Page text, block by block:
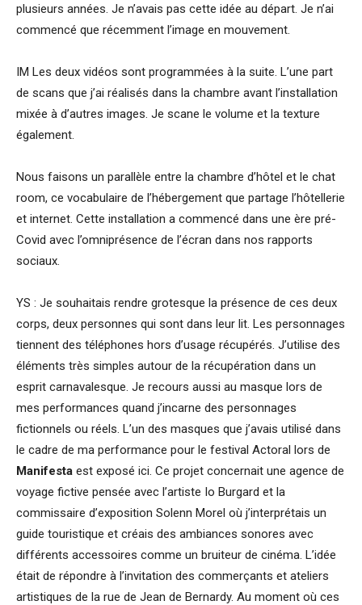
plusieurs années. Je n’avais pas cette idée au départ. Je n’ai
commencé que récemment l’image en mouvement.
IM Les deux vidéos sont programmées à la suite. L’une part
de scans que j’ai réalisés dans la chambre avant l’installation
mixée à d’autres images. Je scane le volume et la texture
également.
Nous faisons un parallèle entre la chambre d’hôtel et le chat
room, ce vocabulaire de l’hébergement que partage l’hôtellerie
et internet. Cette installation a commencé dans une ère pré-
Covid avec l’omniprésence de l’écran dans nos rapports
sociaux.
YS : Je souhaitais rendre grotesque la présence de ces deux
corps, deux personnes qui sont dans leur lit. Les personnages
tiennent des téléphones hors d’usage récupérés. J’utilise des
éléments très simples autour de la récupération dans un
esprit carnavalesque. Je recours aussi au masque lors de
mes performances quand j’incarne des personnages
fictionnels ou réels. L’un des masques que j’avais utilisé dans
le cadre de ma performance pour le festival Actoral lors de
Manifesta est exposé ici. Ce projet concernait une agence de
voyage fictive pensée avec l’artiste Io Burgard et la
commissaire d’exposition Solenn Morel où j’interprétais un
guide touristique et créais des ambiances sonores avec
différents accessoires comme un bruiteur de cinéma. L’idée
était de répondre à l’invitation des commerçants et ateliers
artistiques de la rue de Jean de Bernardy. Au moment où ces